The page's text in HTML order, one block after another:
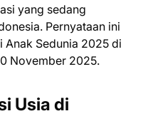
yang sedang
Pernyataan ini
Anak Sedunia 2025 di
November 2025.
Usia di